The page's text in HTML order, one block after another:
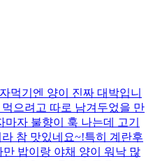
먹기엔 양이 진짜 대박입니
으려고 따로 남겨두었을 만
자 불향이 훅 나는데 고기
참 맛있네요~!특히 계란후
밥이랑 야채 양이 워낙 많